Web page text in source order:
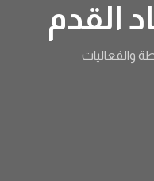
القدم
والفعاليات